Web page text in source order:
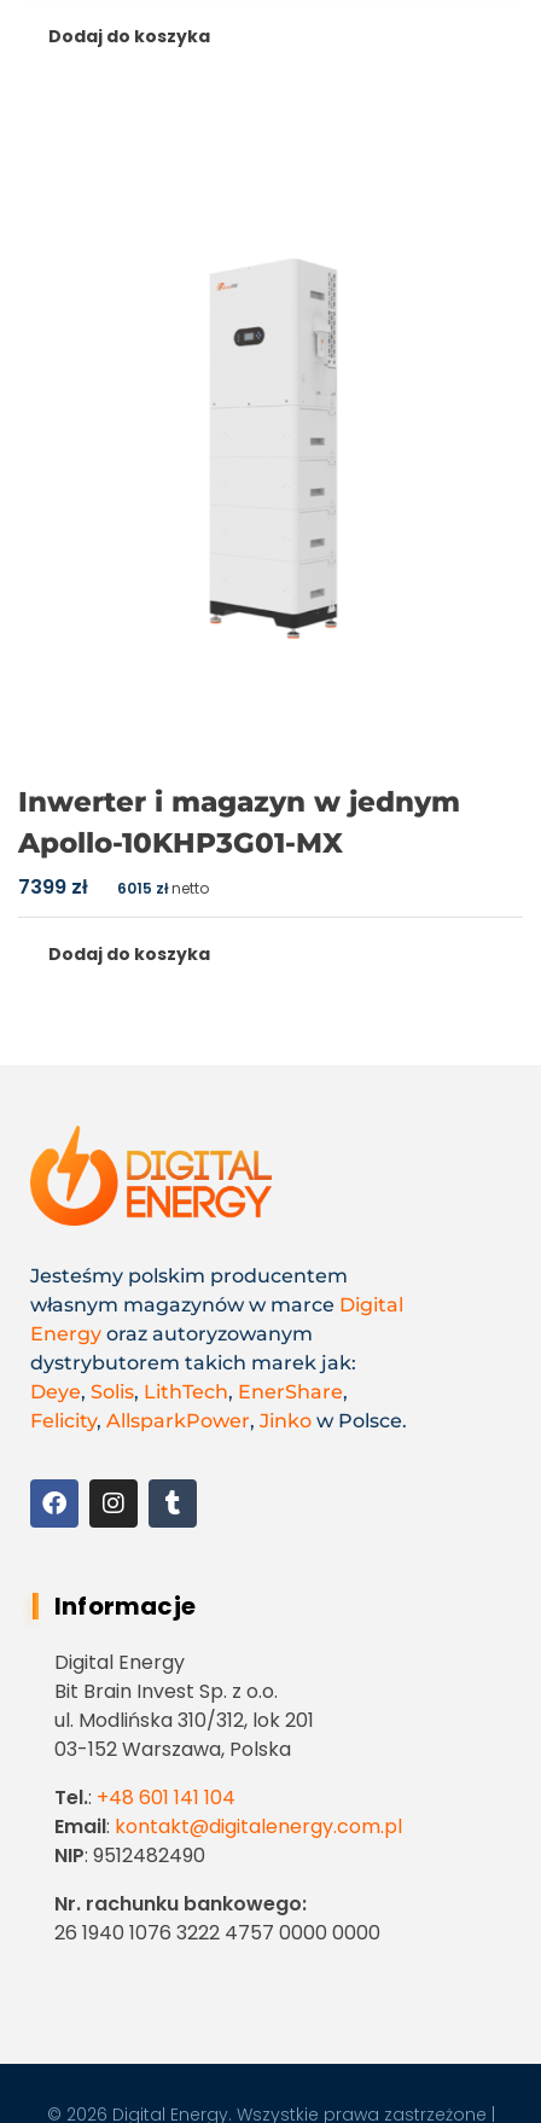
Dodaj do koszyka
Inwerter i magazyn w jednym
Apollo-10KHP3G01-MX
7399 zł 6015 złnetto
Dodaj do koszyka
Jesteśmy polskim producentem
własnym magazynów w marce Digital
Energy oraz autoryzowanym
dystrybutorem takich marek jak:
Deye, Solis, LithTech, EnerShare,
Felicity, AllsparkPower, Jinko w Polsce.
Informacje
Digital Energy
Bit Brain Invest Sp. z o.o.
ul. Modlińska 310/312, lok 201
03-152 Warszawa, Polska
Tel.: +48 601 141 104
Email: kontakt@digitalenergy.com.pl
NIP: 9512482490
Nr. rachunku bankowego:
26 1940 1076 3222 4757 0000 0000
© 2026 Digital Energy. Wszystkie prawa zastrzeżone |